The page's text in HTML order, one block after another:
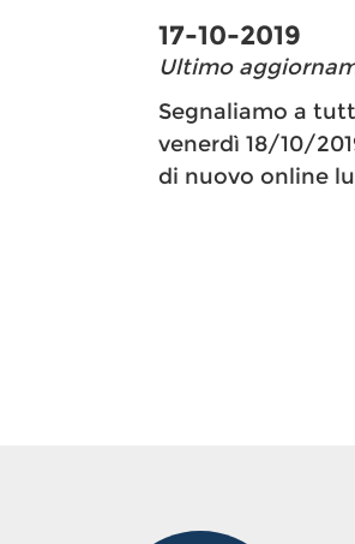
17-10-2019
Ultimo
Segnaliamo a
venerdì 18/10/
di nuovo online